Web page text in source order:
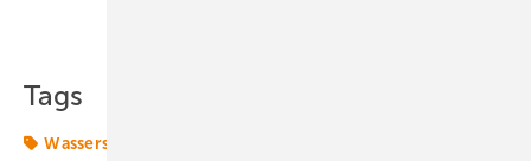
Tags
Wasserstoff